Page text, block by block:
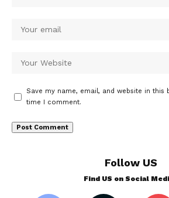
Save my name, email, and website in
time I comment.
Follow US
Find US on Social